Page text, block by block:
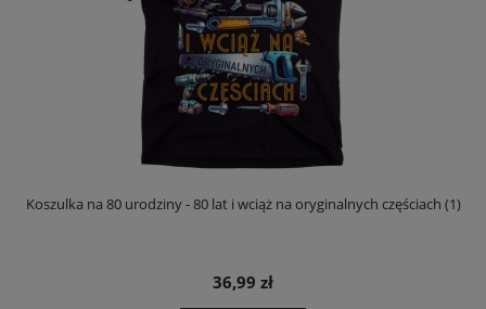
Koszulka na 80 urodziny - 80 lat i wciąż na oryginalnych częściach (1)
36,99 zł